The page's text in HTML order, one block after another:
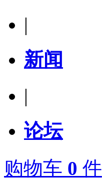
|
新闻
|
论坛
购物车 0 件